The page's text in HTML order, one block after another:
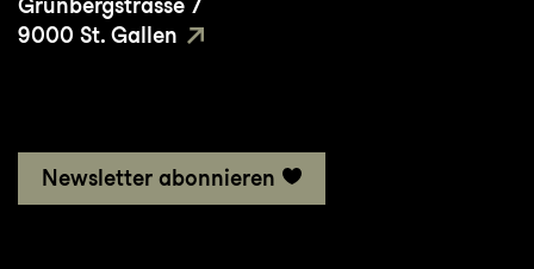
Grünbergstrasse 7
9000 St. Gallen
Newsletter abonnieren